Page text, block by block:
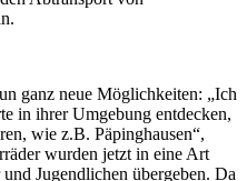
ganz neue Möglichkeiten: „Ich
in ihrer Umgebung entdecken,
wie z.B. Päpinghausen“,
wurden jetzt in eine Art
Jugendlichen übergeben. Da